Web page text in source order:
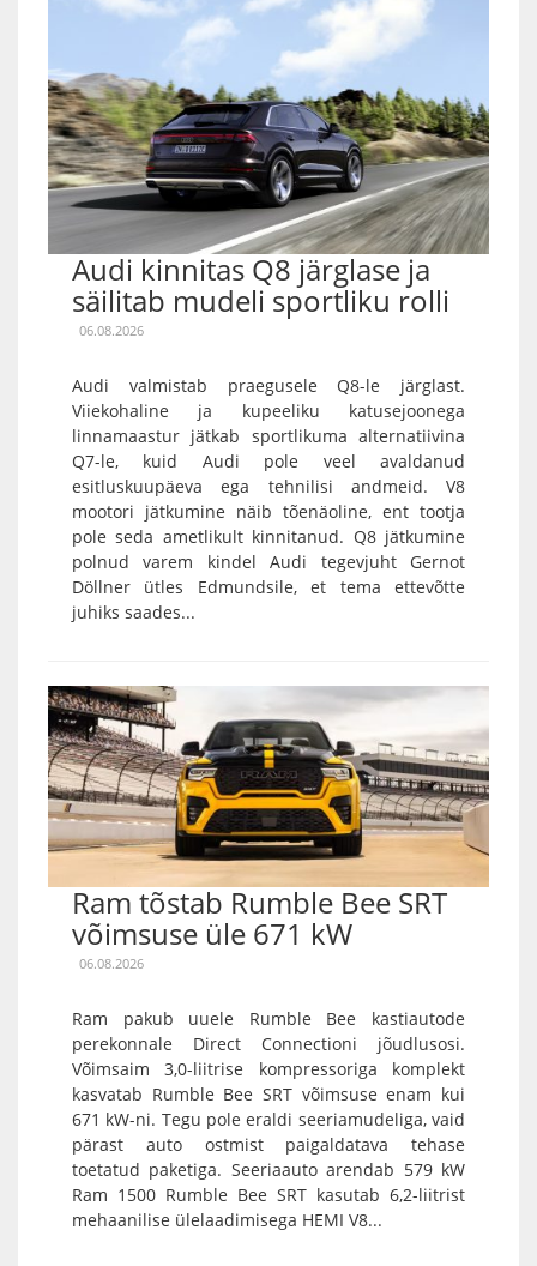
Audi kinnitas Q8 järglase ja
säilitab mudeli sportliku rolli
06.08.2026
Audi valmistab praegusele Q8-le järglast.
Viiekohaline ja kupeeliku katusejoonega
linnamaastur jätkab sportlikuma alternatiivina
Q7-le, kuid Audi pole veel avaldanud
esitluskuupäeva ega tehnilisi andmeid. V8
mootori jätkumine näib tõenäoline, ent tootja
pole seda ametlikult kinnitanud. Q8 jätkumine
polnud varem kindel Audi tegevjuht Gernot
Döllner ütles Edmundsile, et tema ettevõtte
juhiks saades...
Ram tõstab Rumble Bee SRT
võimsuse üle 671 kW
06.08.2026
Ram pakub uuele Rumble Bee kastiautode
perekonnale Direct Connectioni jõudlusosi.
Võimsaim 3,0-liitrise kompressoriga komplekt
kasvatab Rumble Bee SRT võimsuse enam kui
671 kW-ni. Tegu pole eraldi seeriamudeliga, vaid
pärast auto ostmist paigaldatava tehase
toetatud paketiga. Seeriaauto arendab 579 kW
Ram 1500 Rumble Bee SRT kasutab 6,2-liitrist
mehaanilise ülelaadimisega HEMI V8...